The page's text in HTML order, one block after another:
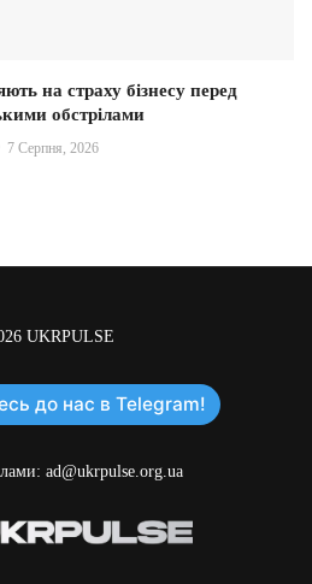
на страху бізнесу перед
обстрілами
7 Серпня, 2026
UKRPULSE
до нас в Telegram!
ad@ukrpulse.org.ua